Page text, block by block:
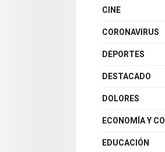
CINE
CORONAVIRUS
DEPORTES
DESTACADO
DOLORES
ECONOMÍA Y
EDUCACIÓN